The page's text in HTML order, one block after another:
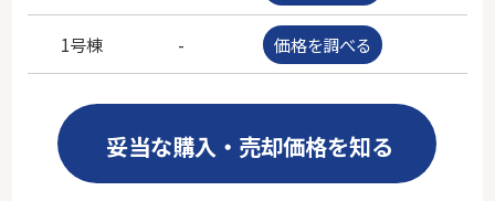
1号棟 - 価格を調べる
妥当な購入・売却価格を知る